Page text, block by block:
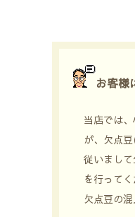
お客様
当店では
が、欠点豆
従いまし
を行ってく
欠点豆の